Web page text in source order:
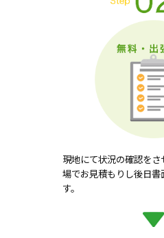
現地にて状況の確認を
場でお見積もりし後日書
す。